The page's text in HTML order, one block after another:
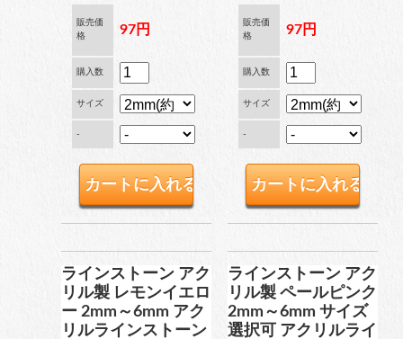
販売価
格
97円
購入数
サイズ
-
販売価
格
97円
購入数
サイズ
-
ラインストーン アク
リル製 レモンイエロ
ー 2mm～6mm アク
リルラインストーン
ラインストーン アク
リル製 ペールピンク
2mm～6mm サイズ
選択可 アクリルライ